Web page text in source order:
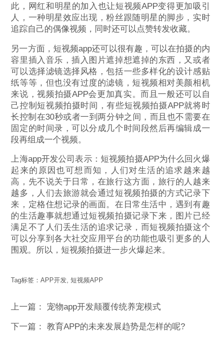
此，网红和明星的加入也让短视频APP变得更加吸引
人，一种明星效应出现，粉丝跟随明星的脚步，实时
追踪自己的偶像视频，同时还可以点赞转发收藏。
另一方面，短视频app还可以很有趣，可以在拍摄的内
容里插入音乐，插入图片遮掉想遮掉的东西，又或者
可以选择滤镜选择风格，包括一些多样化的设计感贴
纸等等，但也没有过度的滤镜，短视频相对美颜相机
来说，视频拍摄APP会更加真实。而且一般还可以自
己控制短视频拍摄时间，有些短视频拍摄APP就将时
长控制在30秒或者一到两分钟之间，而且也不需要在
固定的时间录，可以分成几个时间段然后再编辑成一
段再组成一个视频。
上海app开发公司表示：短视频拍摄APP为什么回火爆
起来的原因也可想而知，人们对生活的追求越来越
高，先不说关于日常，在旅行这方面，旅行的人越来
越多，人们去旅游就会通过短视频拍摄的方式记录下
来，定格住想记录的画面。在日常生活中，遇到有趣
的生活趣事就想通过短视频拍摄记录下来，图片已经
满足不了人们丢生活的追求记录，而短视频拍摄这个
可以分享到各大社交应用平台的功能也吸引更多的人
围观。所以，短视频拍摄进一步火爆起来。
Tag标签：APP开发 ,短视频APP
上一篇： 宠物app开发颠覆传统养宠模式
下一篇：教育APP的未来发展趋势是怎样的呢?